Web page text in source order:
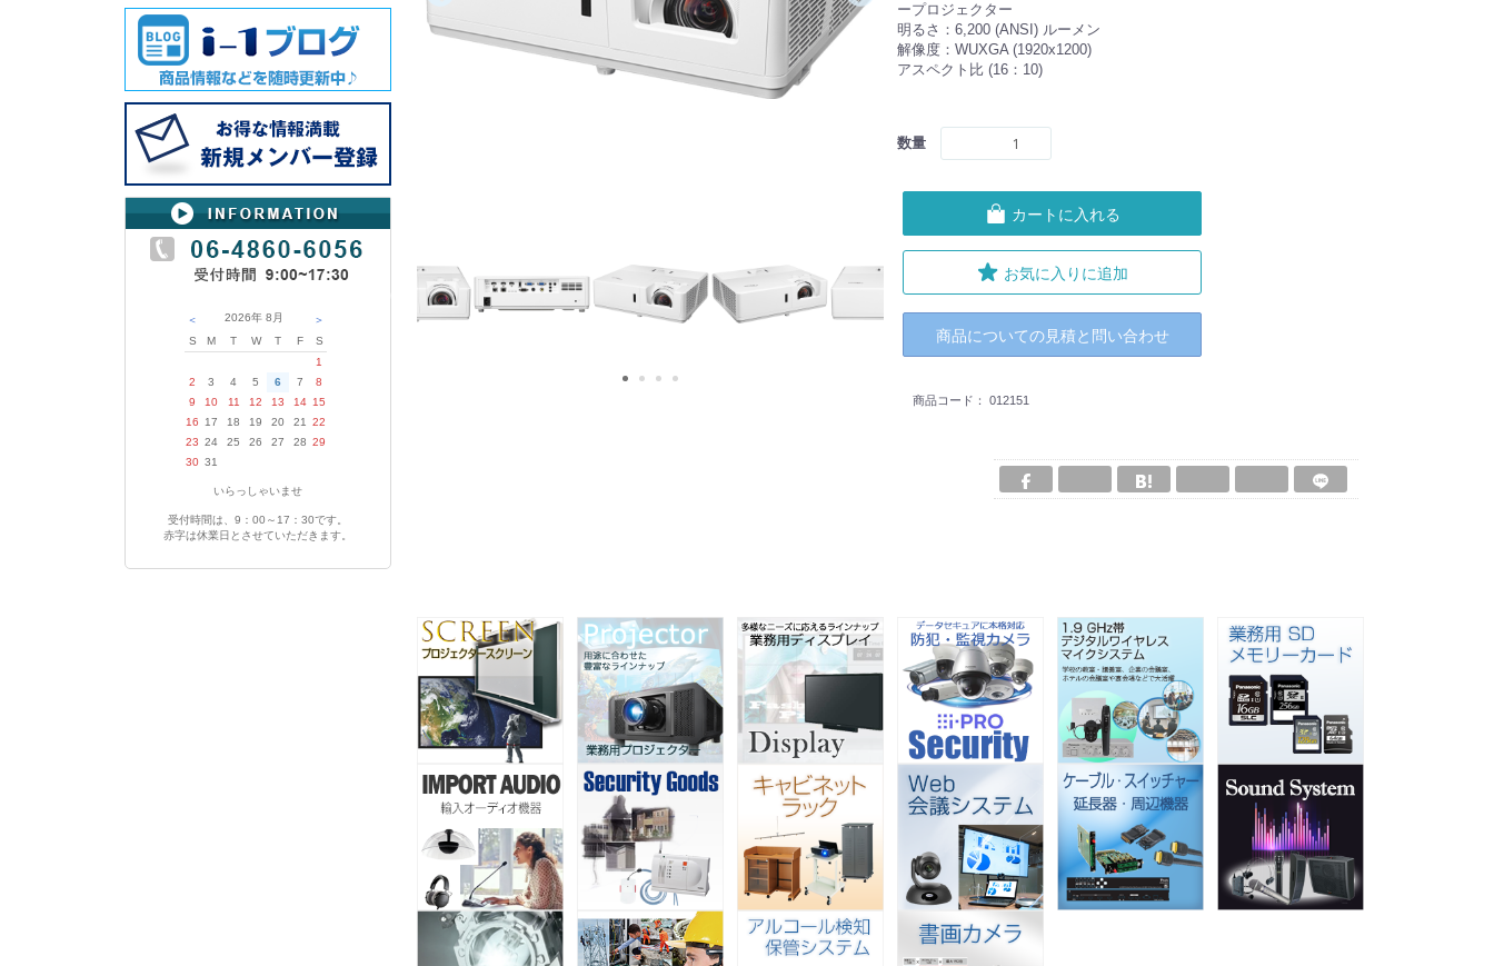
＜ 2026年 8月
＞
S
M T W T F
S
1
2
3 4 5 6 7
8
9
10 11 12 13 14 15
16
17 18 19 20 21
22
23 24 25 26 27 28 29
30 31
いらっしゃいませ
受付時間は、9：00～17：30です。
赤字は休業日とさせていただきます。
ープロジェクター
明るさ：6,200 (ANSI) ルーメン
解像度：WUXGA (1920x1200)
アスペクト比 (16：10)
数量
カートに入れる
お気に入りに追加
商品についての見積と問い合わせ
商品コード： 012151